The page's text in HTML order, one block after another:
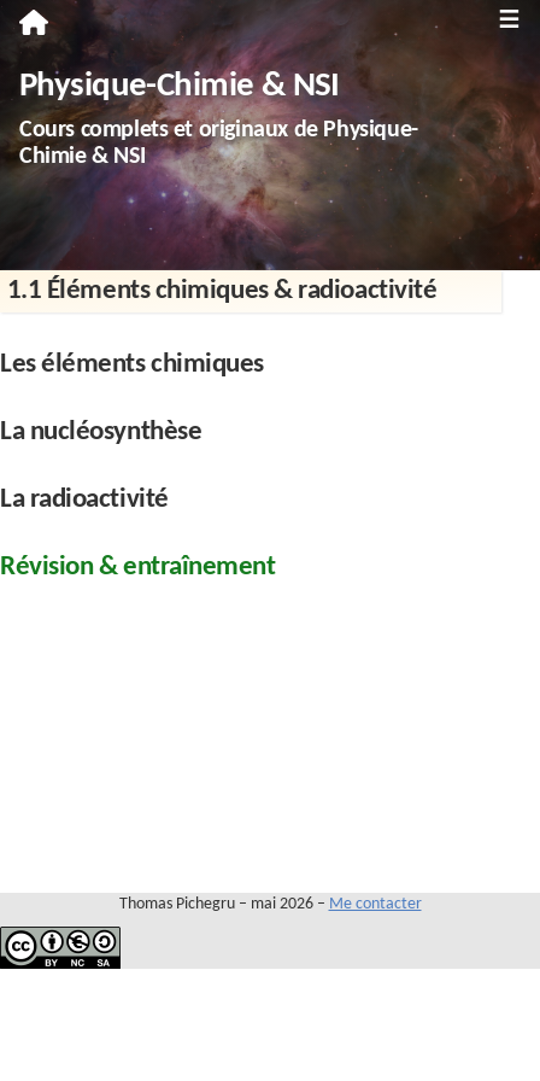
≡
Première
Spécialité Physique-Chimie
Enseignement scientifique
Spécialité Physique-Chimie
Spécialité NSI
Divers
Physique-Chimie & NSI
Cours complets et originaux de Physique-
Chimie & NSI
1.1 Éléments chimiques & radioactivité
Les éléments chimiques
La nucléosynthèse
La radioactivité
Révision & entraînement
Thomas Pichegru – mai 2026 – Me contacter